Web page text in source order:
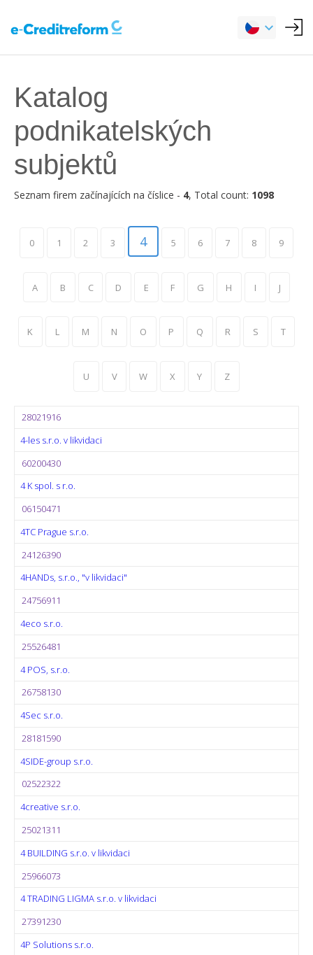
Katalog
podnikatelských
subjektů
Seznam firem začínajících na číslice - 4, Total count: 1098
0 1 2 3 4 5 6 7 8 9
A B C D E F G H I J
K L M N O P Q R S T
U V W X Y Z
28021916
4-les s.r.o. v likvidaci
60200430
4 K spol. s r.o.
06150471
4TC Prague s.r.o.
24126390
4HANDs, s.r.o., "v likvidaci"
24756911
4eco s.r.o.
25526481
4 POS, s.r.o.
26758130
4Sec s.r.o.
28181590
4SIDE-group s.r.o.
02522322
4creative s.r.o.
25021311
4 BUILDING s.r.o. v likvidaci
25966073
4 TRADING LIGMA s.r.o. v likvidaci
27391230
4P Solutions s.r.o.